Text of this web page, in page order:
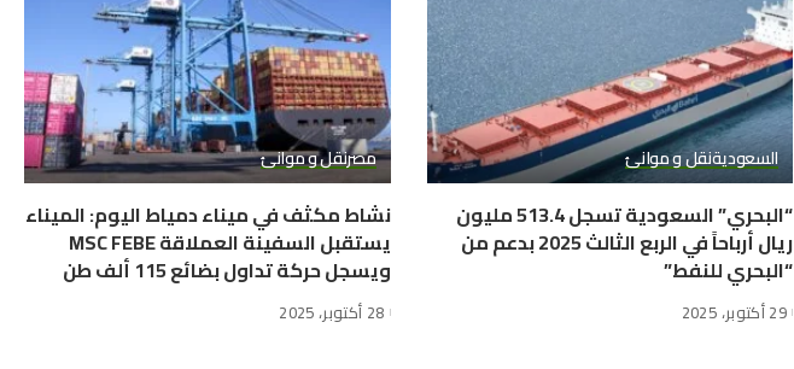
السعوديةنقل و موانئ
“البحري” السعودية تسجل 513.4 مليون
ريال أرباحاً في الربع الثالث 2025 بدعم من
“البحري للنفط”
29 أكتوبر، 2025
مصرنقل و موانئ
نشاط مكثف في ميناء دمياط اليوم: الميناء
يستقبل السفينة العملاقة MSC FEBE
ويسجل حركة تداول بضائع 115 ألف طن
28 أكتوبر، 2025